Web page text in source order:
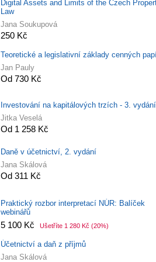
Digital Assets and Limits of the Czech
Law
Jana Soukupová
250 Kč
Teoretické a legislativní základy cenných
Jan Pauly
Od 730 Kč
Investování na kapitálových trzích - 3. vydání
Jitka Veselá
Od 1 258 Kč
Daně v účetnictví, 2. vydání
Jana Skálová
Od 311 Kč
Praktický rozbor interpretací NÚR: Balíček
webinářů
5 100 Kč Ušetříte 1 280 Kč (20%)
Účetnictví a daň z příjmů
Jana Skálová